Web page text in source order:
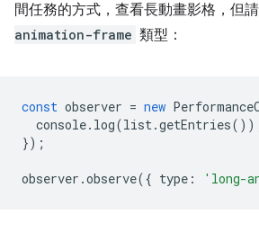
間任務的方式，查看長動畫影格，但
animation-frame 類型：
const observer = new
console. log(list.getEntries
});
observer .observe({ type : 'long-